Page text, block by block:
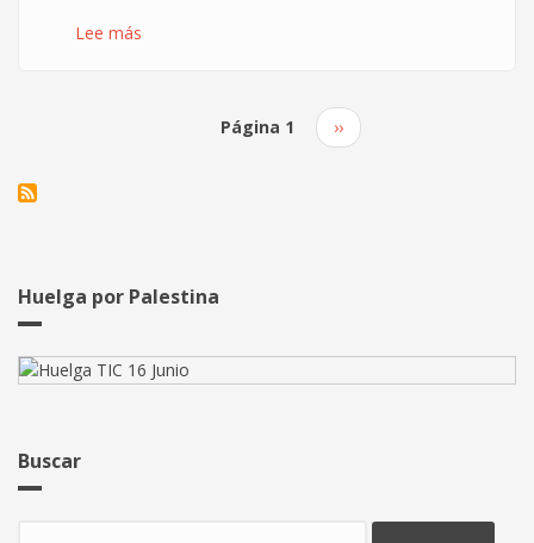
Lee más
sin
Página 1
Siguiente
página
››
Huelga por Palestina
Buscar